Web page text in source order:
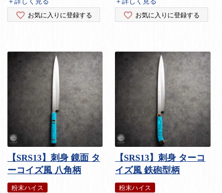
お気に入りに登録する お気に入りに登録する
【SRS13】刺身 鏡面 タ
ーコイズ風 八角柄
粉末ハイス
【SRS13】刺身 ターコ
イズ風 鉄砲型柄
粉末ハイス